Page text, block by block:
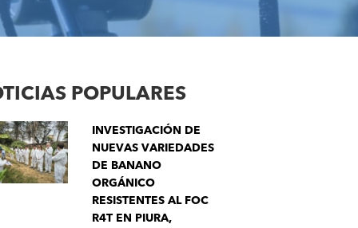
POPULARES
INVESTIGACIÓN DE
NUEVAS VARIEDADES
DE BANANO
ORGÁNICO
RESISTENTES AL FOC
R4T EN PIURA,